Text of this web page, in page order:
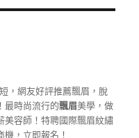
，網友好評推薦飄眉，脫
最時尚流行的飄眉美學，做
美容師！特聘國際飄眉紋繡
，立即報名！